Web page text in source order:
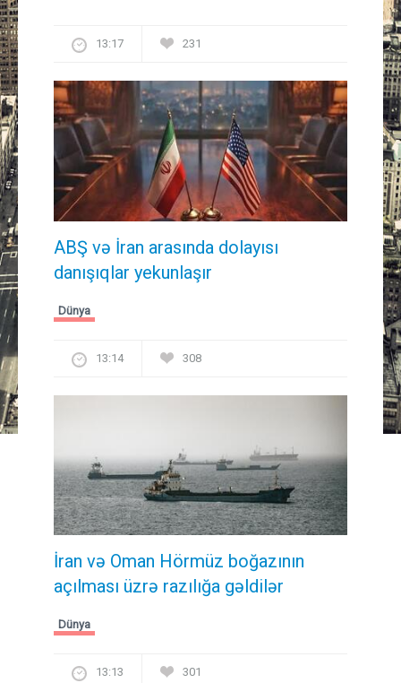
13:17 231
ABŞ və İran arasında dolayısı
danışıqlar yekunlaşır
Dünya
13:14 308
İran və Oman Hörmüz boğazının
açılması üzrə razılığa gəldilər
Dünya
13:13 301